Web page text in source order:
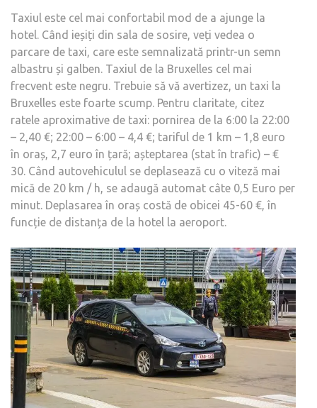
Taxiul este cel mai confortabil mod de a ajunge la
hotel. Când ieșiți din sala de sosire, veți vedea o
parcare de taxi, care este semnalizată printr-un semn
albastru și galben. Taxiul de la Bruxelles cel mai
frecvent este negru. Trebuie să vă avertizez, un taxi la
Bruxelles este foarte scump. Pentru claritate, citez
ratele aproximative de taxi: pornirea de la 6:00 la 22:00
– 2,40 €; 22:00 – 6:00 – 4,4 €; tariful de 1 km – 1,8 euro
în oraș, 2,7 euro în țară; așteptarea (stat în trafic) – €
30. Când autovehiculul se deplasează cu o viteză mai
mică de 20 km / h, se adaugă automat câte 0,5 Euro per
minut. Deplasarea în oraș costă de obicei 45-60 €, în
funcție de distanța de la hotel la aeroport.